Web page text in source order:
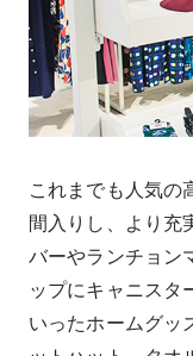
これまでも人気の
間入りし、より充
バーやランチョン
ップにキャニスタ
いったホームグッ